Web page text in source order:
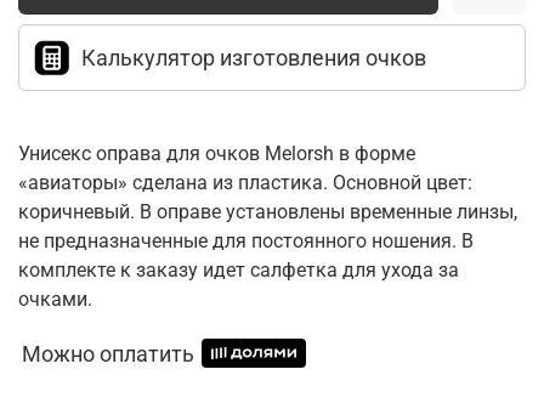
Калькулятор изготовления очков
Унисекс оправа для очков Melorsh в форме
«авиаторы» сделана из пластика. Основной цвет:
коричневый. В оправе установлены временные линзы,
не предназначенные для постоянного ношения. В
комплекте к заказу идет салфетка для ухода за
очками.
Можно оплатить